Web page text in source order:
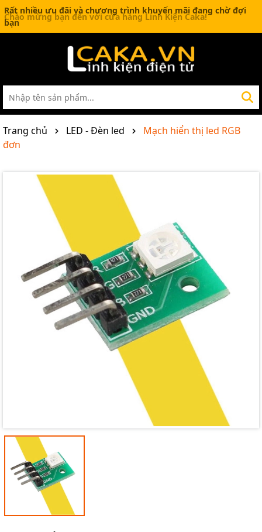
Rất nhiều ưu đãi và chương trình khuyến mãi đang chờ đợi
bạn
Trang chủ LED - Đèn led
Mạch hiển thị led RGB
đơn